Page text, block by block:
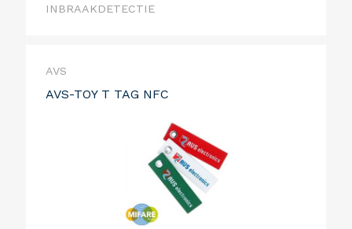
INBRAAKDETECTIE
AVS
AVS-TOY T TAG NFC